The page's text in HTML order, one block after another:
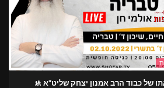
של כבוד הרב אמנון יצחק שליט"א 🚸